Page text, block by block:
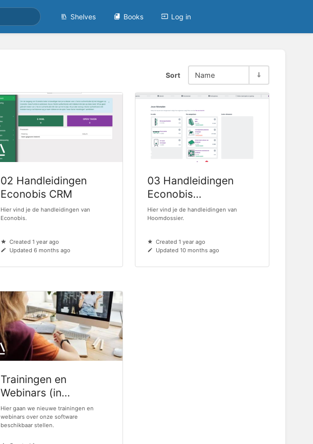
Shelves Books Log in
Sort Name
02 Handleidingen
Econobis CRM
Hier vind je de handleidingen van
Econobis.
Created 1 year ago
Updated 6 months ago
03 Handleidingen
Econobis
Hoomdossier
Hier vind je de handleidingen van
Hoomdossier.
Created 1 year ago
Updated 10 months ago
Trainingen en
Webinars (in
aanbouw)
Hier gaan we nieuwe trainingen en
webinars over onze software
beschikbaar stellen.